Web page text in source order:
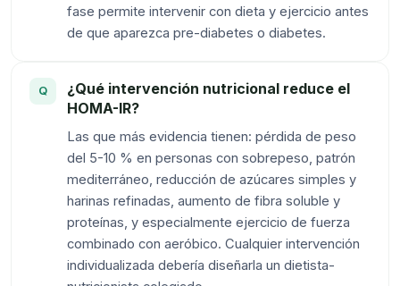
fase permite intervenir con dieta y ejercicio antes
de que aparezca pre-diabetes o diabetes.
¿Qué intervención nutricional reduce el
HOMA-IR?
Las que más evidencia tienen: pérdida de peso
del 5-10 % en personas con sobrepeso, patrón
mediterráneo, reducción de azúcares simples y
harinas refinadas, aumento de fibra soluble y
proteínas, y especialmente ejercicio de fuerza
combinado con aeróbico. Cualquier intervención
individualizada debería diseñarla un dietista-